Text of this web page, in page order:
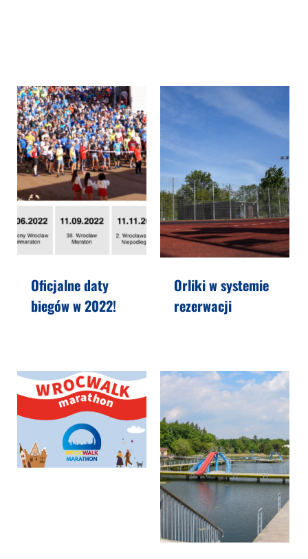
Oficjalne daty
biegów w 2022!
Orliki w systemie
rezerwacji